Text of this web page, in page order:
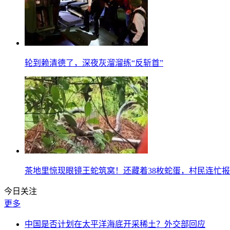
轮到赖清德了，深夜灰溜溜练“反斩首”
茶地里惊现眼镜王蛇筑窝！还藏着38枚蛇蛋，村民连忙
今日关注
更多
中国是否计划在太平洋海底开采稀土？外交部回应